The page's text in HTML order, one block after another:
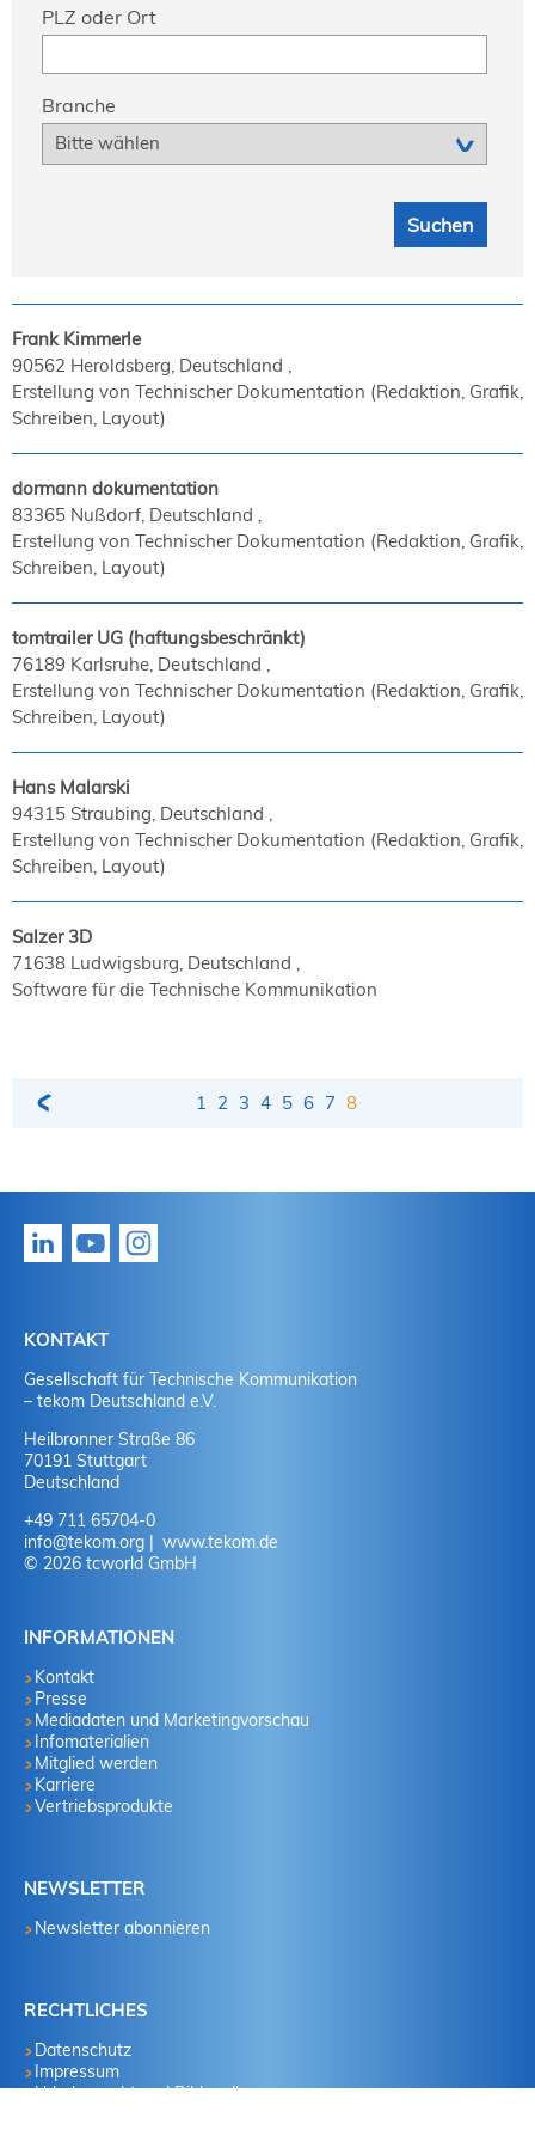
PLZ oder Ort
Branche
Frank Kimmerle
90562 Heroldsberg, Deutschland
Erstellung von Technischer Dokumentation (Redaktion, Grafik,
Schreiben, Layout)
dormann dokumentation
83365 Nußdorf, Deutschland
Erstellung von Technischer Dokumentation (Redaktion, Grafik,
Schreiben, Layout)
tomtrailer UG (haftungsbeschränkt)
76189 Karlsruhe, Deutschland
Erstellung von Technischer Dokumentation (Redaktion, Grafik,
Schreiben, Layout)
Hans Malarski
94315 Straubing, Deutschland
Erstellung von Technischer Dokumentation (Redaktion, Grafik,
Schreiben, Layout)
Salzer 3D
71638 Ludwigsburg, Deutschland
Software für die Technische Kommunikation
1 2 3 4 5 6 7 8
KONTAKT
Gesellschaft für Technische Kommunikation
– tekom Deutschland e.V.
Heilbronner Straße 86
70191 Stuttgart
Deutschland
+49 711 65704-0
info@tekom.org
www.tekom.de
© 2026 tcworld GmbH
INFORMATIONEN
Kontakt
Presse
Mediadaten und Marketingvorschau
Infomaterialien
Mitglied werden
Karriere
Vertriebsprodukte
NEWSLETTER
Newsletter abonnieren
RECHTLICHES
Datenschutz
Impressum
Urheberrecht und Bildquellen